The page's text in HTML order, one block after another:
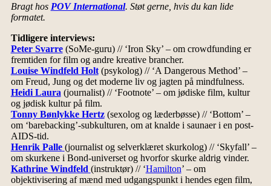
Bragt hos POV International. Støt gerne, hvis du kan lide
formatet.
Tidligere interviews:
Peter Svarre(SoMe-guru) // ‘Iron Sky’ – om crowdfunding er
fremtiden for film og andre kreative brancher.
Louise Windfeld Holt(psykolog) // ‘A Dangerous Method’ –
om Freud, Jung og det moderne liv og jagten på mindfulness.
Heidi Laura (journalist) // ‘Footnote’ – om jødiske film, kultur
og jødisk kultur på film.
Tonny Bønlykke Hertz(sexolog og læderbøsse) // ‘Bottom’ –
om ‘barebacking’-subkulturen, om at knalde i saunaer i en post-
AIDS-tid.
Henrik Palle (journalist og selverklæret skurkolog) // ‘Skyfall’ –
om skurkene i Bond-universet og hvorfor skurke aldrig vinder.
Kathrine Windfeld (instruktør) // ‘Hamilton’ – om
objektivisering af mænd med udgangspunkt i hendes egen film,